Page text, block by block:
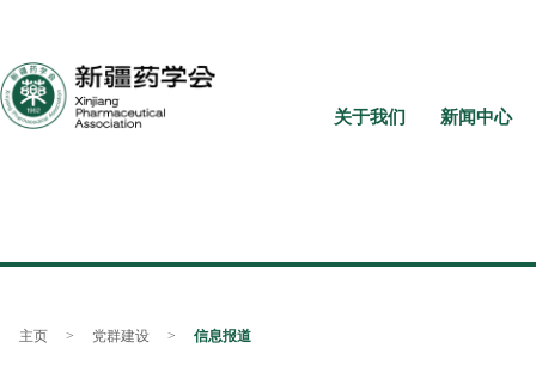
关于我们 新闻中心
主页 > 党群建设 > 信息报道